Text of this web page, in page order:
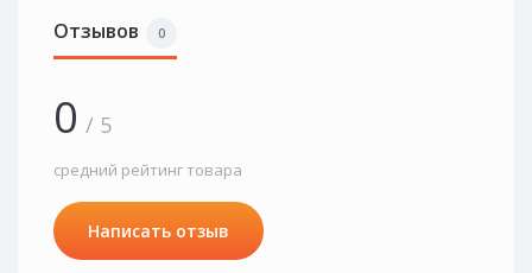
Отзывов 0
0 / 5
средний рейтинг товара
Написать отзыв